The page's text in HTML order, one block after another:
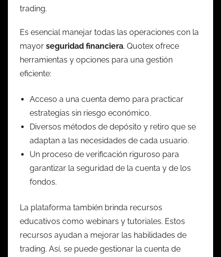
trading.
Es esencial manejar todas las operaciones con la
mayor seguridad financiera. Quotex ofrece
herramientas y opciones para una gestión
eficiente:
Acceso a una cuenta demo para practicar
estrategias sin riesgo económico.
Diversos métodos de depósito y retiro que se
adaptan a las necesidades de cada usuario.
Un proceso de verificación riguroso para
garantizar la seguridad de la cuenta y de los
fondos.
La plataforma también brinda recursos
educativos como webinars y tutoriales. Estos
recursos ayudan a mejorar las habilidades de
trading. Así, se puede gestionar la cuenta de